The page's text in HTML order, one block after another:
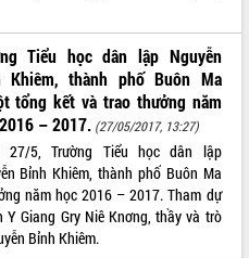
Tiểu học dân lập Nguyễn
Khiêm, thành phố Buôn Ma
tổng kết và trao thưởng năm
– 2017. (27/05/2017, 13:27)
27/5, Trường Tiểu học dân lập
Bỉnh Khiêm, thành phố Buôn Ma
năm học 2016 – 2017. Tham dự
Giang Gry Niê Knơng, thầy và trò
Bỉnh Khiêm.